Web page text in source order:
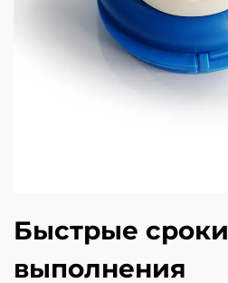
Быстрые сроки
выполнения